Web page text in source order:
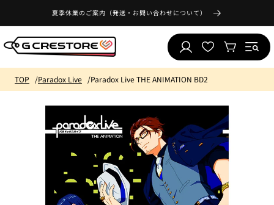
進む
夏季休業のご案内（発送・お問い合わせについて）
ロ
グ
イ
ン
に
入
り
リ
ス
カ
ー
ト
TOP Paradox Live Paradox Live THE ANIMATION BD2